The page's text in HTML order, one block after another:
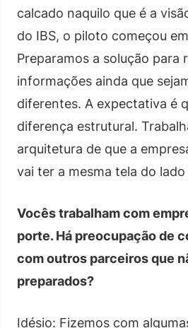
calcado naquilo que é a
do IBS, o piloto começou
Preparamos a solução para
informações ainda que
diferentes. A expectativa é
diferença estrutural.
arquitetura de que a
vai ter a mesma tela do lado
Vocês trabalham com
porte. Há preocupação de
com outros parceiros que
preparados?
Idésio: Fizemos com